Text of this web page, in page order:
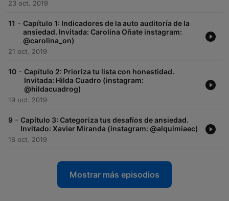
23 oct. 2019
11 - Capítulo 1: Indicadores de la auto auditoría de la
ansiedad. Invitada: Carolina Oñate instagram:
@carolina_on)
21 oct. 2019
10 - Capítulo 2: Prioriza tu lista con honestidad.
Invitada: Hilda Cuadro (instagram:
@hildacuadrog)
19 oct. 2019
9 - Capítulo 3: Categoriza tus desafíos de ansiedad.
Invitado: Xavier Miranda (instagram: @alquimiaec)
16 oct. 2019
Mostrar más episodios